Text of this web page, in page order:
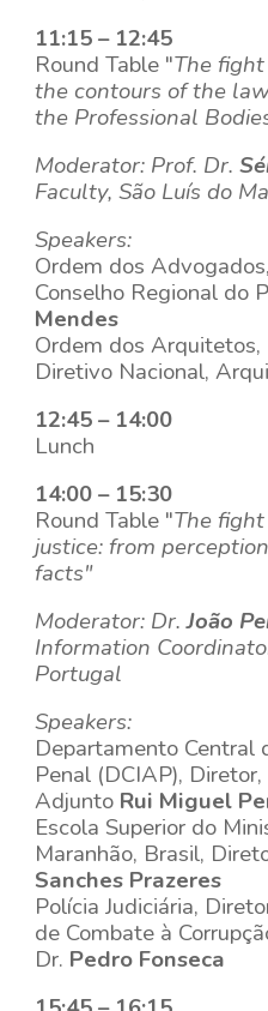
11:15 – 12:45
Round Table "The
the contours of the
the Professional
Moderator: Prof. Dr.
Faculty, São Luís do
Speakers:
Ordem dos Advogados,
Conselho Regional do
Mendes
Ordem dos Arquitetos,
Diretivo Nacional,
12:45 – 14:00
Lunch
14:00 – 15:30
Round Table "The
justice: from
facts"
Moderator: Dr.João
Information
Portugal
Speakers:
Departamento Central
Penal (DCIAP),
Adjunto Rui Miguel
Escola Superior do
Maranhão, Brasil,
Sanches Prazeres
Polícia Judiciária,
de Combate à
Dr. Pedro Fonseca